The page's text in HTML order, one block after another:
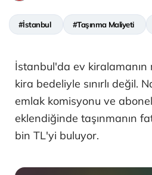
#İstanbul #Taşınma Maliyeti
İstanbul'da ev kiralamanın
kira bedeliyle sınırlı değil.
emlak komisyonu ve
eklendiğinde taşınmanın
bin TL'yi buluyor.